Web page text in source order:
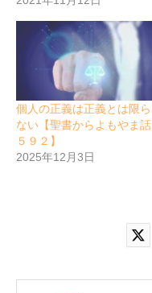
個人の正義は正義とは限ら
ない【聖書からよもやま話
５９２】
2025年12月3日
